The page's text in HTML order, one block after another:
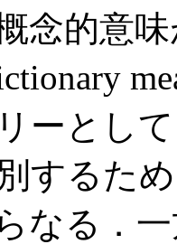
念的意
ーとし
するた
なる．